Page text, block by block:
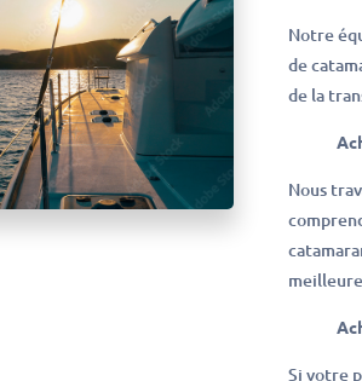
Notre
de
de la
Nous
Si votre